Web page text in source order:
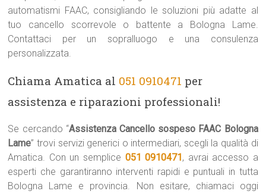
automatismi FAAC, consigliando le soluzioni più adatte al
tuo cancello scorrevole o battente a Bologna Lame.
Contattaci per un sopralluogo e una consulenza
personalizzata.
Chiama Amatica al 051 0910471 per
assistenza e riparazioni professionali!
Se cercando “Assistenza Cancello sospeso FAAC Bologna
Lame” trovi servizi generici o intermediari, scegli la qualità di
Amatica. Con un semplice 051 0910471, avrai accesso a
esperti che garantiranno interventi rapidi e puntuali in tutta
Bologna Lame e provincia. Non esitare, chiamaci oggi